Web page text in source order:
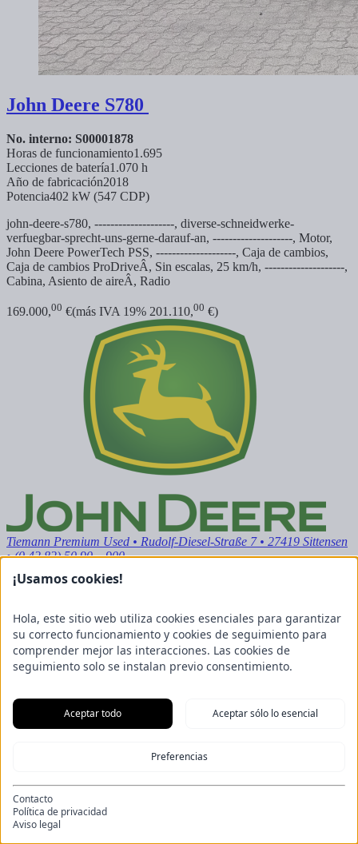
John Deere S780
No. interno: S00001878
Horas de funcionamiento1.695
Lecciones de batería1.070 h
Año de fabricación2018
Potencia402 kW (547 CDP)
john-deere-s780, --------------------, diverse-schneidwerke-
verfuegbar-sprecht-uns-gerne-darauf-an, --------------------, Motor,
John Deere PowerTech PSS, --------------------, Caja de cambios,
Caja de cambios ProDriveÂ, Sin escalas, 25 km/h, --------------------,
Cabina, Asiento de aireÂ, Radio
169.000,00 €(más IVA 19% 201.110,00 €)
Tiemann Premium Used • Rudolf-Diesel-Straße 7 • 27419 Sittensen
• (0 42 82) 50 90 – 900
¡Usamos cookies!
Hola, este sitio web utiliza cookies esenciales para garantizar
su correcto funcionamiento y cookies de seguimiento para
comprender mejor las interacciones. Las cookies de
seguimiento solo se instalan previo consentimiento.
Aceptar todo Aceptar sólo lo esencial
Preferencias
Contacto
Política de privacidad
Aviso legal